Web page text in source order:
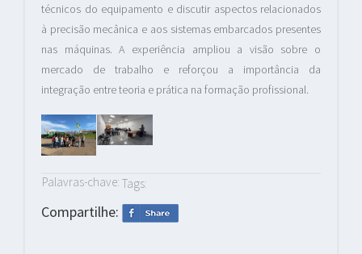
técnicos do equipamento e discutir aspectos relacionados
à precisão mecânica e aos sistemas embarcados presentes
nas máquinas. A experiência ampliou a visão sobre o
mercado de trabalho e reforçou a importância da
integração entre teoria e prática na formação profissional.
Palavras-chave: Tags:
Compartilhe: